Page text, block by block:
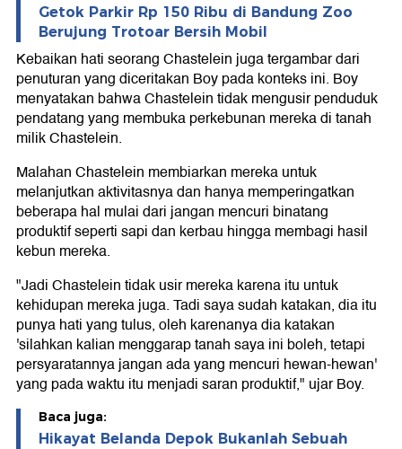
Getok Parkir Rp 150 Ribu di Bandung Zoo
Berujung Trotoar Bersih Mobil
Kebaikan hati seorang Chastelein juga tergambar dari
penuturan yang diceritakan Boy pada konteks ini. Boy
menyatakan bahwa Chastelein tidak mengusir penduduk
pendatang yang membuka perkebunan mereka di tanah
milik Chastelein.
Malahan Chastelein membiarkan mereka untuk
melanjutkan aktivitasnya dan hanya memperingatkan
beberapa hal mulai dari jangan mencuri binatang
produktif seperti sapi dan kerbau hingga membagi hasil
kebun mereka.
"Jadi Chastelein tidak usir mereka karena itu untuk
kehidupan mereka juga. Tadi saya sudah katakan, dia itu
punya hati yang tulus, oleh karenanya dia katakan
'silahkan kalian menggarap tanah saya ini boleh, tetapi
persyaratannya jangan ada yang mencuri hewan-hewan'
yang pada waktu itu menjadi saran produktif," ujar Boy.
Baca juga:
Hikayat Belanda Depok Bukanlah Sebuah